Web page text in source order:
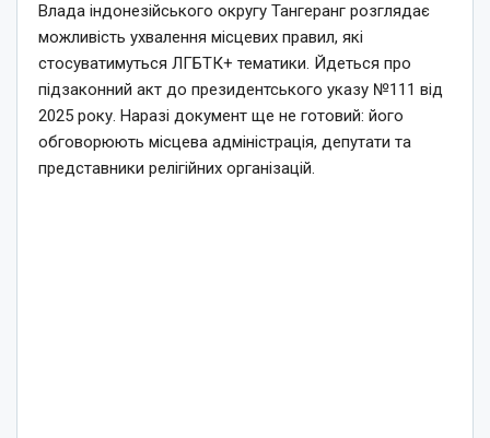
Влада індонезійського округу Тангеранг розглядає
можливість ухвалення місцевих правил, які
стосуватимуться ЛГБТК+ тематики. Йдеться про
підзаконний акт до президентського указу №111 від
2025 року. Наразі документ ще не готовий: його
обговорюють місцева адміністрація, депутати та
представники релігійних організацій.